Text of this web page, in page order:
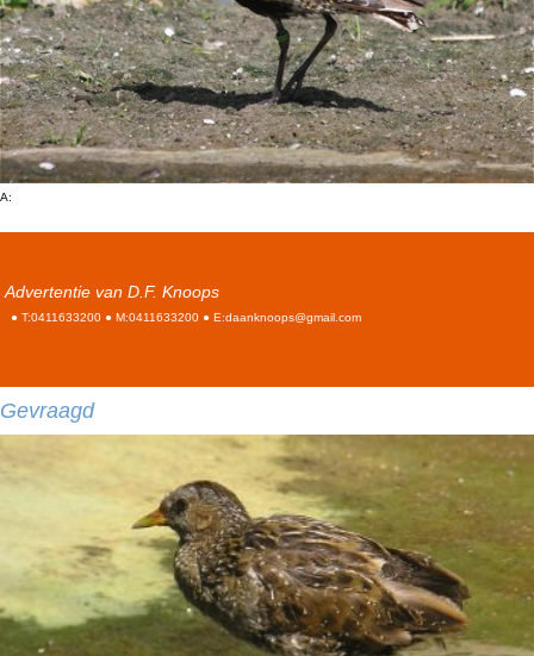
A:
Advertentie van D.F. Knoops
● T:0411633200 ● M:0411633200 ● E:daanknoops@gmail.com
Gevraagd